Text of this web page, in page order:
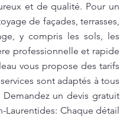
et de qualité. Pour un
de façades, terrasses,
y compris les sols, les
professionnelle et rapide
vous propose des tarifs
sont adaptés à tous
Demandez un devis gratuit
Laurentides: Chaque détail